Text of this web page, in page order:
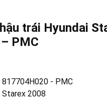
trái Hyundai
PMC
817704H020 - PMC
Starex 2008